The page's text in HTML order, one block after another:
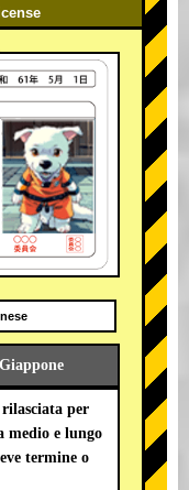
per
medio e lungo
termine o